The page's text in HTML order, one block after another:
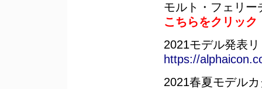
モルト・フェリー
こちらをクリック
2021モデル発表
https://
2021春夏モデル